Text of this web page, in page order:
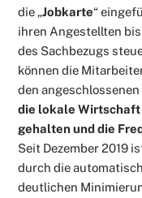
die „Jobkarte“
ihren Angestellten bis
des Sachbezugs
können die
den
die lokale
gehalten und die
Seit Dezember 2019
durch die
deutlichen